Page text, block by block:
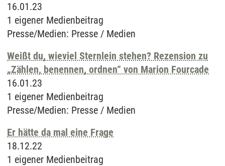
16.01.23
1 eigener Medienbeitrag
Presse/Medien: Presse / Medien
Weißt du, wieviel Sternlein stehen? Rezension zu
„Zählen, benennen, ordnen“ von Marion Fourcade
16.01.23
1 eigener Medienbeitrag
Presse/Medien: Presse / Medien
Er hätte da mal eine Frage
18.12.22
1 eigener Medienbeitrag